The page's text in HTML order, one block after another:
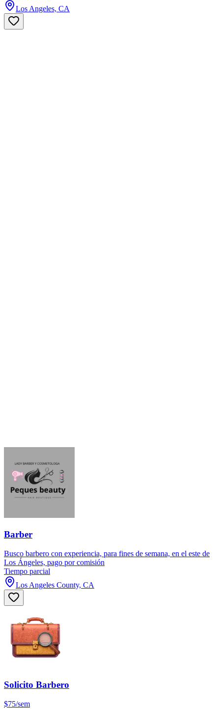
Los Angeles, CA
Barber
Busco barbero con experiencia, para fines de semana, en el este de
Los Ángeles, pago por comisión
Tiempo parcial
Los Angeles County, CA
Solicito Barbero
$75/sem